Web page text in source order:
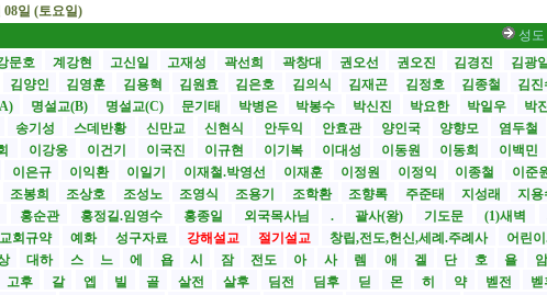
08일 (토요일)
성도 6명에서
문호 계강현 고신일 고재성 곽선희 곽창대 권오선 권오진 김경진 김광
김양인 김영훈 김용혁 김원효 김은호 김의식 김재곤 김정호 김종철 김진
명설교(B) 명설교(C) 문기태 박병은 박봉수 박신진 박요한 박일우 박
송기성 스데반황 신만교 신현식 안두익 안효관 양인국 양향모 염두철
이강웅 이건기 이국진 이규현 이기복 이대성 이동원 이동희 이백민
이은규 이익환 이일기 이재철.박영선 이재훈 이정원 이정익 이종철 이준
조봉희 조상호 조성노 조영식 조용기 조학환 조향록 주준태 지성래 지용
홍순관 홍정길.임영수 홍종일 외국목사님 . 괄사(왕) 기도문 (1)새벽
교회규약 예화 성구자료 강해설교 절기설교 창립,전도,헌신,세례.주례사 어린
대하 스 느 에 욥 시 잠 전도 아 사 렘 애 겔 단 호 욜
고후 갈 엡 빌 골 살전 살후 딤전 딤후 딛 몬 히 약 벧전 벧